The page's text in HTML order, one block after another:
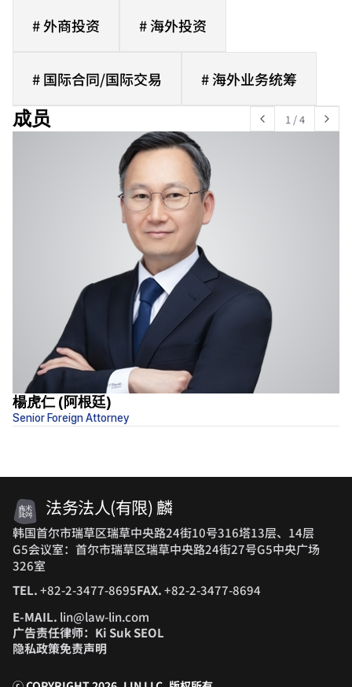
# 外商投资 # 海外投资
# 国际合同/国际交易 # 海外业务统筹
成员 1 /4
楊虎仁 (阿根廷)
Senior Foreign Attorney
法务法人(有限) 麟
韩国首尔市瑞草区瑞草中央路24街10号316塔13层、14层
G5会议室：首尔市瑞草区瑞草中央路24街27号G5中央广场
326室
TEL.+82-2-3477-8695FAX.+82-2-3477-8694
E-MAIL. lin@law-lin.com
广告责任律师：Ki Suk SEOL
隐私政策免责声明